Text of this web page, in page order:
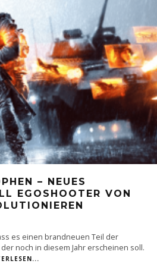
– NEUES
EGOSHOOTER VON
es einen brandneuen Teil der
noch in diesem Jahr erscheinen soll.